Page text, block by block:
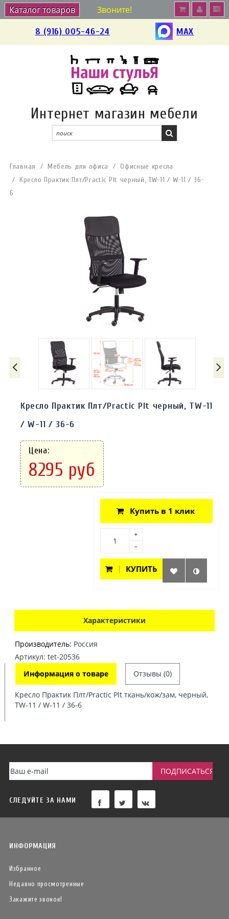
Звоните!
8 (916) 005-46-24 MAX
Интернет магазин мебели
Каталог товаров
Главная Мебель для офиса
Офисные кресла
Кресло Практик Плт/Practic Plt черный, TW-11 / W-11 / 36-
6
Кресло Практик Плт/Practic Plt черный, TW-11
/ W-11 / 36-6
Цена:
8295 руб
Купить в 1 клик
КУПИТЬ
Характеристики
Производитель: Россия
Артикул: tet-20536
Информация о товаре
Отзывы (0)
Кресло Практик Плт/Practic Plt ткань/кож/зам, черный,
TW-11 / W-11 / 36-6
СЛЕДУЙТЕ ЗА НАМИ
ИНФОРМАЦИЯ
Избранное
Недавно просмотренные
Закажите звонок!